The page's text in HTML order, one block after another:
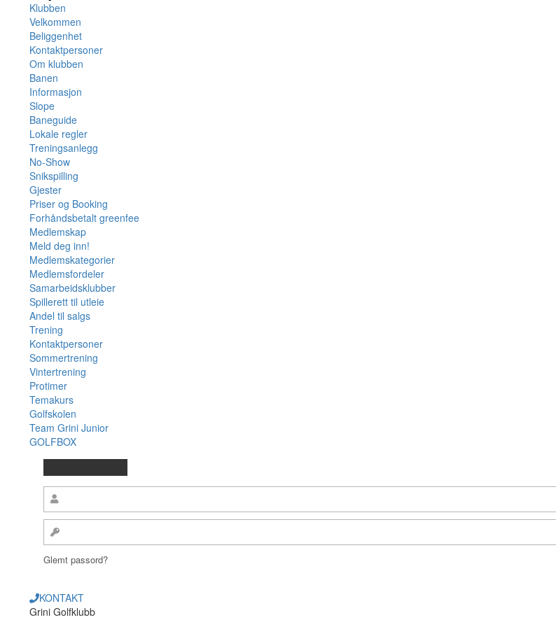
Klubben
Velkommen
Beliggenhet
Kontaktpersoner
Om klubben
Banen
Informasjon
Slope
Baneguide
Lokale regler
Treningsanlegg
No-Show
Snikspilling
Gjester
Priser og Booking
Forhåndsbetalt greenfee
Medlemskap
Meld deg inn!
Medlemskategorier
Medlemsfordeler
Samarbeidsklubber
Spillerett til utleie
Andel til salgs
Trening
Kontaktpersoner
Sommertrening
Vintertrening
Protimer
Temakurs
Golfskolen
Team Grini Junior
GOLFBOX
Glemt passord?
KONTAKT
Grini Golfklubb